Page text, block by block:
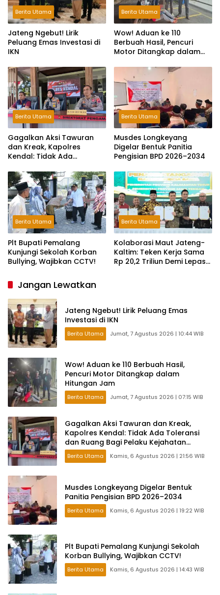
Berita Utama
Jateng Ngebut! Lirik
Peluang Emas Investasi di
IKN
Berita Utama
Wow! Aduan ke 110
Berbuah Hasil, Pencuri
Motor Ditangkap dalam
Berita Utama
Gagalkan Aksi Tawuran
dan Kreak, Kapolres
Kendal: Tidak Ada
Pelaku Kejahatan Jalanan
Berita Utama
Musdes Longkeyang
Digelar Bentuk Panitia
Pengisian BPD 2026–2034
Berita Utama
Plt Bupati Pemalang
Kunjungi Sekolah Korban
Bullying, Wajibkan CCTV!
Berita Utama
Kolaborasi Maut Jateng-
Kaltim: Teken Kerja Sama
Rp 20,2 Triliun Demi Lepas
Jangan Lewatkan
Jateng Ngebut! Lirik Peluang Emas
Investasi di IKN
Berita Utama Jumat, 7 Agustus 2026 | 10:44 WIB
Wow! Aduan ke 110 Berbuah Hasil,
Pencuri Motor Ditangkap dalam
Hitungan Jam
Berita Utama Jumat, 7 Agustus 2026 | 07:15 WIB
Gagalkan Aksi Tawuran dan Kreak,
Kapolres Kendal: Tidak Ada Toleransi
dan Ruang Bagi Pelaku Kejahatan
Jalanan
Berita Utama Kamis, 6 Agustus 2026 | 21:56 WIB
Musdes Longkeyang Digelar Bentuk
Panitia Pengisian BPD 2026–2034
Berita Utama Kamis, 6 Agustus 2026 | 19:22 WIB
Plt Bupati Pemalang Kunjungi Sekolah
Korban Bullying, Wajibkan CCTV!
Berita Utama Kamis, 6 Agustus 2026 | 14:43 WIB